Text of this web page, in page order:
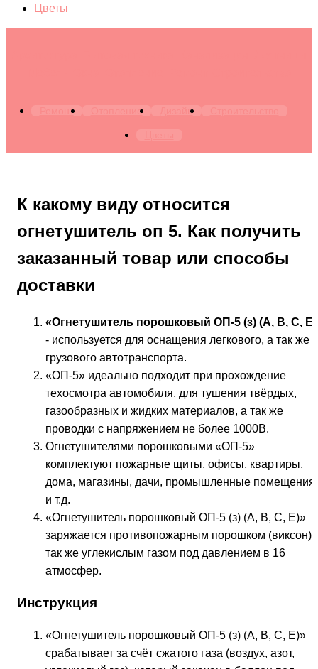
Цветы
Ремонт Отопление Дизайн
К какому виду относится
огнетушитель оп 5. Как получить
заказанный товар или способы
доставки
«Огнетушитель порошковый ОП-5 (з) (А, В, С,
- используется для оснащения легкового, а так же
грузового автотранспорта.
«ОП-5» идеально подходит при прохождение
техосмотра автомобиля, для тушения твёрдых,
газообразных и жидких материалов, а так же
проводки с напряжением не более 1000В.
Огнетушителями порошковыми «ОП-5»
комплектуют пожарные щиты, офисы, квартиры,
дома, магазины, дачи, промышленные помещения
и т.д.
«Огнетушитель порошковый ОП-5 (з) (А, В, С, Е)»
заряжается противопожарным порошком (виксон),
так же углекислым газом под давлением в 16
атмосфер.
Инструкция
«Огнетушитель порошковый ОП-5 (з) (А, В, С, Е)»
срабатывает за счёт сжатого газа (воздух, азот,